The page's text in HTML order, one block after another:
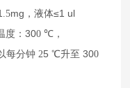
.5mg ，液体≤1 ul
度：300℃，
每分钟25 ℃升至300